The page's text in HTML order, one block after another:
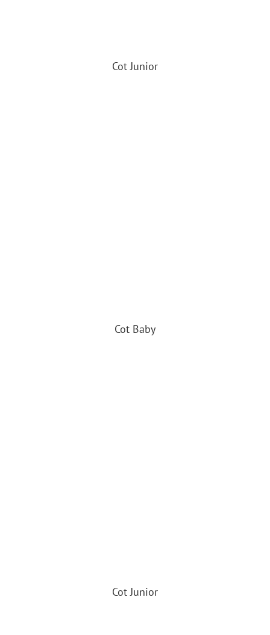
Cot Junior
Cot Baby
Cot Junior